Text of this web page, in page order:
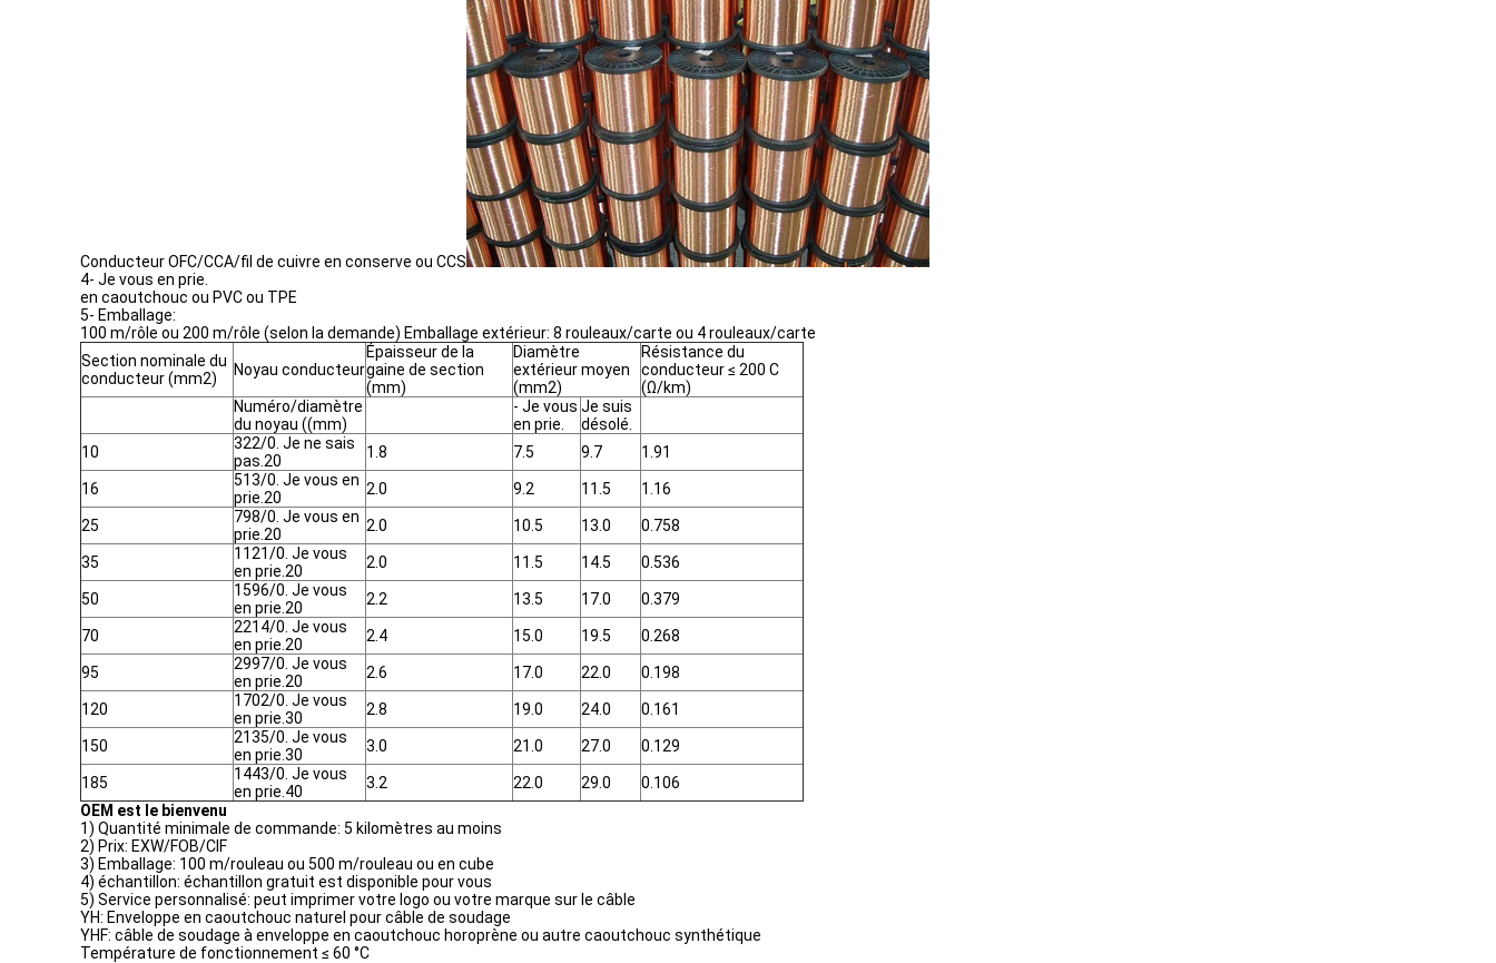
Conducteur OFC/CCA/fil de cuivre en conserve ou CCS
4- Je vous en prie.
en caoutchouc ou PVC ou TPE
5- Emballage:
100 m/rôle ou 200 m/rôle (selon la demande) Emballage extérieur: 8 rouleaux/carte ou 4 rouleaux/carte
Section nominale du
conducteur (mm2)
Noyau conducteur
Épaisseur de la
gaine de section
(mm)
Diamètre
extérieur moyen
(mm2)
Résistance du
conducteur ≤ 200 C
(Ω/km)
Numéro/diamètre
du noyau ((mm)
- Je vous
en prie.
Je suis
désolé.
10
322/0. Je ne sais
pas.20
1.8 7.5 9.7 1.91
16
513/0. Je vous en
prie.20
2.0 9.2 11.5 1.16
25
798/0. Je vous en
prie.20
2.0 10.5 13.0 0.758
35
1121/0. Je vous
en prie.20
2.0 11.5 14.5 0.536
50
1596/0. Je vous
en prie.20
2.2 13.5 17.0 0.379
70
2214/0. Je vous
en prie.20
2.4 15.0 19.5 0.268
95
2997/0. Je vous
en prie.20
2.6 17.0 22.0 0.198
120
1702/0. Je vous
en prie.30
2.8 19.0 24.0 0.161
150
2135/0. Je vous
en prie.30
3.0 21.0 27.0 0.129
185
1443/0. Je vous
en prie.40
3.2 22.0 29.0
0.106
OEM est le bienvenu
1) Quantité minimale de commande: 5 kilomètres au moins
2) Prix: EXW/FOB/CIF
3) Emballage: 100 m/rouleau ou 500 m/rouleau ou en cube
4) échantillon: échantillon gratuit est disponible pour vous
5) Service personnalisé: peut imprimer votre logo ou votre marque sur le câble
YH: Enveloppe en caoutchouc naturel pour câble de soudage
YHF: câble de soudage à enveloppe en caoutchouc horoprène ou autre caoutchouc synthétique
Température de fonctionnement ≤ 60 °C